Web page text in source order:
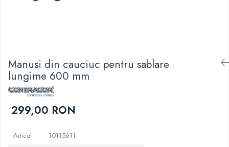
Manusi din cauciuc pentru sablare
lungime 600 mm
299,00 RON
Articol
10115611